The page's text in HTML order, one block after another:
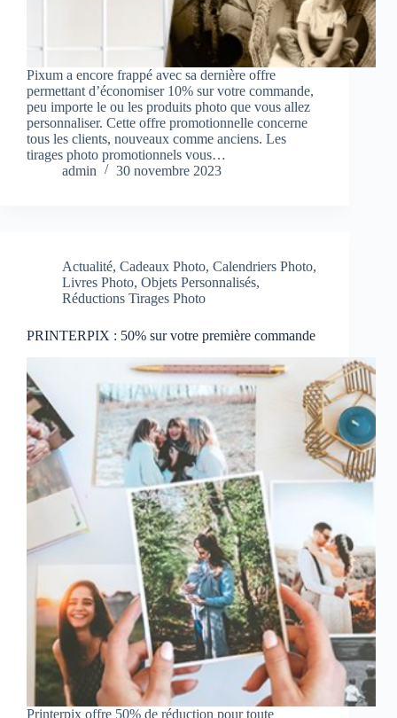
Pixum a encore frappé avec sa dernière offre
permettant d’économiser 10% sur votre commande,
peu importe le ou les produits photo que vous allez
personnaliser. Cette offre promotionnelle concerne
tous les clients, nouveaux comme anciens. Les
tirages photo promotionnels vous…
admin
30 novembre 2023
Actualité, Cadeaux Photo, Calendriers Photo,
Livres Photo, Objets Personnalisés,
Réductions Tirages Photo
PRINTERPIX : 50% sur votre première commande
Printerpix offre 50% de réduction pour toute